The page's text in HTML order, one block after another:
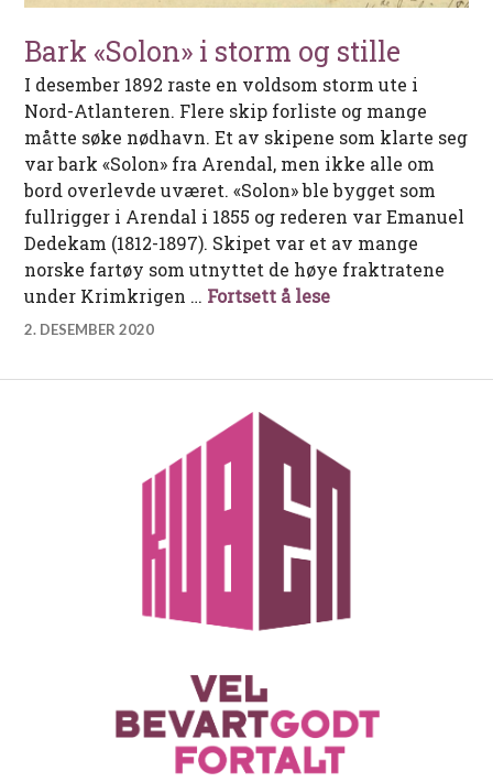
Bark «Solon» i storm og stille
I desember 1892 raste en voldsom storm ute i
Nord-Atlanteren. Flere skip forliste og mange
måtte søke nødhavn. Et av skipene som klarte seg
var bark «Solon» fra Arendal, men ikke alle om
bord overlevde uværet. «Solon» ble bygget som
fullrigger i Arendal i 1855 og rederen var Emanuel
Dedekam (1812-1897). Skipet var et av mange
norske fartøy som utnyttet de høye fraktratene
under Krimkrigen … Fortsett å leseBark «Solon» i
2. DESEMBER 2020